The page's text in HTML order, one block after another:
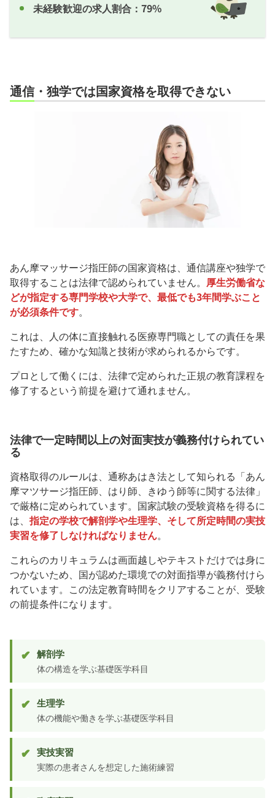
未経験歓迎の求人割合：79%
通信・独学では国家資格を取得できない
あん摩マッサージ指圧師の国家資格は、通信講座や独学で
取得することは法律で認められていません。 厚生労働省な
どが指定する専門学校や大学で、最低でも3年間学ぶこと
が必須条件です。
これは、人の体に直接触れる医療専門職としての責任を果
たすため、確かな知識と技術が求められるからです。
プロとして働くには、法律で定められた正規の教育課程を
修了するという前提を避けて通れません。
法律で一定時間以上の対面実技が義務付けられてい
る
資格取得のルールは、通称あはき法として知られる「あん
摩マツサージ指圧師、はり師、きゆう師等に関する法律」
で厳格に定められています。国家試験の受験資格を得るに
は、 指定の学校で解剖学や生理学、そして所定時間の実技
実習を修了しなければなりません。
これらのカリキュラムは画面越しやテキストだけでは身に
つかないため、国が認めた環境での対面指導が義務付けら
れています。この法定教育時間をクリアすることが、受験
の前提条件になります。
解剖学
体の構造を学ぶ基礎医学科目
生理学
体の機能や働きを学ぶ基礎医学科目
実技実習
実際の患者さんを想定した施術練習